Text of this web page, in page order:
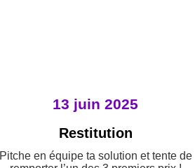
13 juin 2025
Restitution
Pitche en équipe ta solution et tente de